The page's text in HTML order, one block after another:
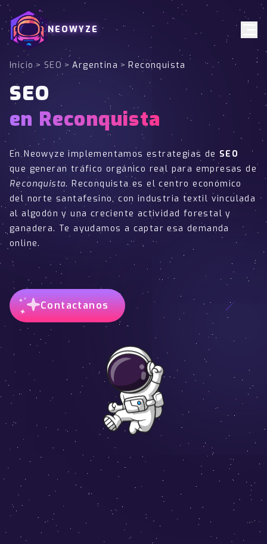
NEOWYZE
Inicio > SEO > Argentina > Reconquista
SEO
en Reconquista
En Neowyze implementamos estrategias de SEO
que generan tráfico orgánico real para empresas de
Reconquista. Reconquista es el centro económico
del norte santafesino, con industria textil vinculada
al algodón y una creciente actividad forestal y
ganadera. Te ayudamos a captar esa demanda
online.
Contactanos